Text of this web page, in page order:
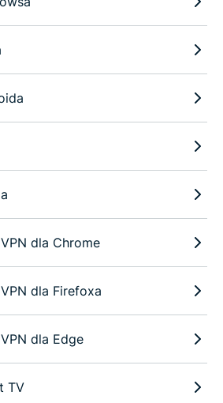
dla Chrome
dla Firefoxa
dla Edge
TV